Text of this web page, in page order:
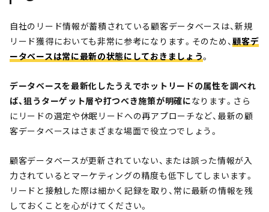
自社のリード情報が蓄積されている顧客データベースは、新規
リード獲得においても非常に参考になります。そのため、顧客デ
ータベースは常に最新の状態にしておきましょう。
データベースを最新化したうえでホットリードの属性を調べれ
ば、狙うターゲット層や打つべき施策が明確になります。さら
にリードの選定や休眠リードへの再アプローチなど、最新の顧
客データベースはさまざまな場面で役立つでしょう。
顧客データベースが更新されていない、または誤った情報が入
力されているとマーケティングの精度も低下してしまいます。
リードと接触した際は細かく記録を取り、常に最新の情報を残
しておくことを心がけてください。